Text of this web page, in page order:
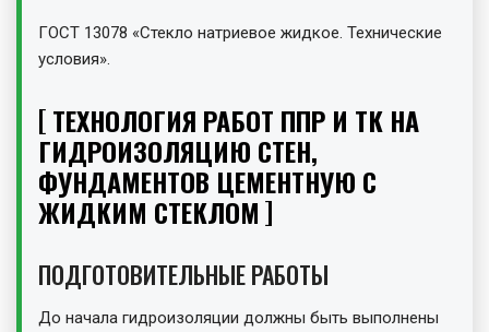
ГОСТ 13078 «Стекло натриевое жидкое. Технические
условия».
ТЕХНОЛОГИЯ РАБОТ ППР И ТК НА
ГИДРОИЗОЛЯЦИЮ СТЕН,
ФУНДАМЕНТОВ ЦЕМЕНТНУЮ С
ЖИДКИМ СТЕКЛОМ
ПОДГОТОВИТЕЛЬНЫЕ РАБОТЫ
До начала гидроизоляции должны быть выполнены